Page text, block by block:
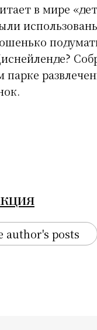
в мире
author's posts